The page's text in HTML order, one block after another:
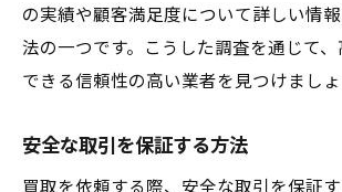
の実績や顧客満足度について詳しい情
法の一つです。こうした調査を通じて
できる信頼性の高い業者を見つけましょ
安全な取引を保証する方法
買取を依頼する際、安全な取引を保証